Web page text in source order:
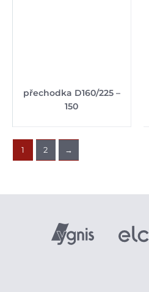
přechodka D160/225 –
150
1 2 →